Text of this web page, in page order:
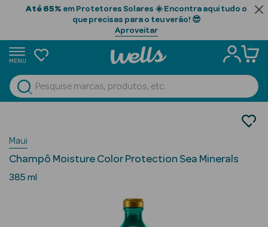
Até 65% em Protetores Solares ☀️ Encontra aqui tudo o
que precisas para o teu verão! 😎
Aproveitar
MENU
Ver Tudo
Beauty Season
Cabelo
Profissional
Champôs
Maui
Champô Moisture Color Protection Sea Minerals
385 ml